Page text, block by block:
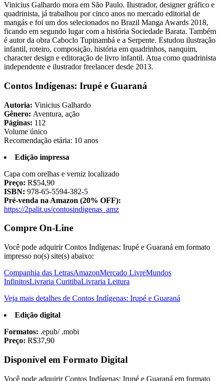
Vinicius Galhardo mora em São Paulo. Ilustrador, designer gráfico e
quadrinista, já trabalhou por cinco anos no mercado editorial de
mangás e foi um dos selecionados no Brazil Manga Awards 2018,
ficando em segundo lugar com a história Sociedade Barata. Também
é autor da obra Caboclo Tupinambá e a Serpente. Estudou ilustração
infantil, roteiro, composição, história em quadrinhos, nanquim,
character design e editoração de livro infantil. Atua como quadrinista
independente e ilustrador freelancer desde 2013.
Contos Indígenas: Irupé e Guaraná
Autoria: Vinicius Galhardo
Gênero: Aventura, ação
Páginas: 112
Volume único
Recomendação etária: 10 anos
Edição impressa
Capa com orelhas e verniz localizado
Preço: R$54,90
ISBN: 978-65-5594-382-5
Pré-venda na Amazon (20% OFF):
https://2palit.us/contosindigenas_amz
Compre On-Line
Você pode adquirir Contos Indígenas: Irupé e Guaraná em formato
impresso no(s) site(s) abaixo:
Companhia das LetrasAmazonMercado LivreMundos
InfinitosLivraria CuritibaLivraria Leitura
Veja mais detalhes de Contos Indígenas: Irupé e Guaraná
Edição digital
Formatos: .epub/ .mobi
Preço: R$37,90
Disponível em Formato Digital
Você pode adquirir Contos Indígenas: Irupé e Guaraná em formato